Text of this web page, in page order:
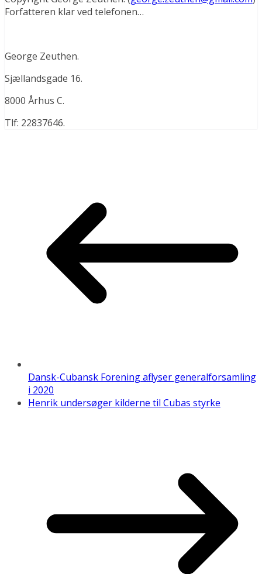
Forfatteren klar ved telefonen…
George Zeuthen.
Sjællandsgade 16.
8000 Århus C.
Tlf: 22837646.
Dansk-Cubansk Forening aflyser generalforsamling
i 2020
Henrik undersøger kilderne til Cubas styrke